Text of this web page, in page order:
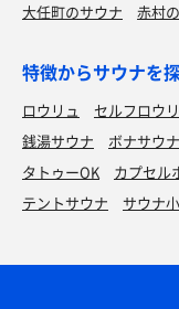
大任町のサウナ
赤村
特徴からサウナを
ロウリュ セルフロウ
銭湯サウナ
ボナサウナ
タトゥーOK
カプセル
テントサウナ
サウナ